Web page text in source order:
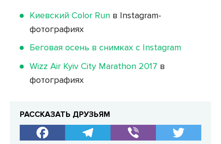
Киевский Color Run в Instagram-
фотографиях
Беговая осень в снимках с Instagram
Wizz Air Kyiv City Marathon 2017 в
фотографиях
РАССКАЗАТЬ ДРУЗЬЯМ